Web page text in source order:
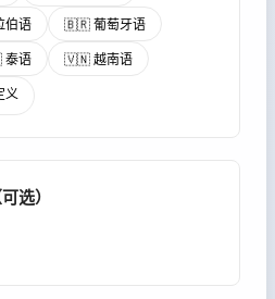
语 🇧🇷 葡萄牙语
语 🇻🇳 越南语
义
选）